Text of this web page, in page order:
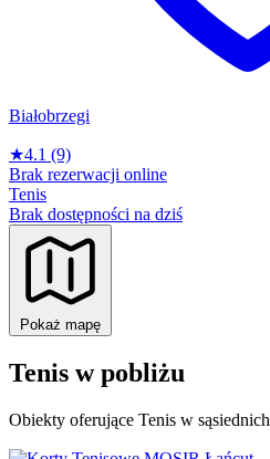
Białobrzegi
★4.1 (9)
Brak rezerwacji online
Tenis
Brak dostępności na dziś
Pokaż mapę
Tenis w pobliżu
Obiekty oferujące Tenis w